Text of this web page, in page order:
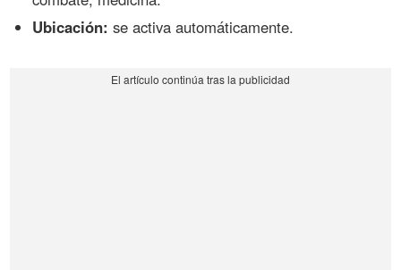
Ubicación: se activa automáticamente.